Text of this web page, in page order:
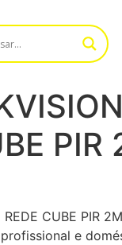
PIR
REDE CUBE PIR
e